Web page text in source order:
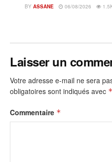
BY ASSANE 06/08/2026
Laisser un
Votre adresse e-mail ne sera
obligatoires sont indiqués avec *
Commentaire *